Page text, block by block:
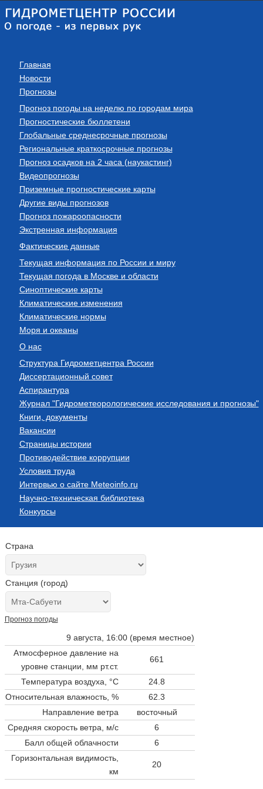
Главная
Новости
Прогнозы
Прогноз погоды на неделю по городам мира
Прогностические бюллетени
Глобальные среднесрочные прогнозы
Региональные краткосрочные прогнозы
Прогноз осадков на 2 часа (наукастинг)
Видеопрогнозы
Приземные прогностические карты
Другие виды прогнозов
Прогноз пожароопасности
Экстренная информация
Фактические данные
Текущая информация по России и миру
Текущая погода в Москве и области
Синоптические карты
Климатические изменения
Климатические нормы
Моря и океаны
О нас
Структура Гидрометцентра России
Диссертационный совет
Аспирантура
Журнал "Гидрометеорологические исследования и прогнозы"
Книги, документы
Вакансии
Страницы истории
Противодействие коррупции
Условия труда
Интервью о сайте Meteoinfo.ru
Научно-техническая библиотека
Конкурсы
Страна
Станция (город)
Прогноз погоды
9 августа, 16:00 (время местное)
Атмосферное давление на
уровне станции, мм рт.ст.
661
Температура воздуха, °C
24.8
Относительная влажность, %
62.3
Направление ветра
восточный
Средняя скорость ветра, м/с
6
Балл общей облачности
6
Горизонтальная видимость,
км
20